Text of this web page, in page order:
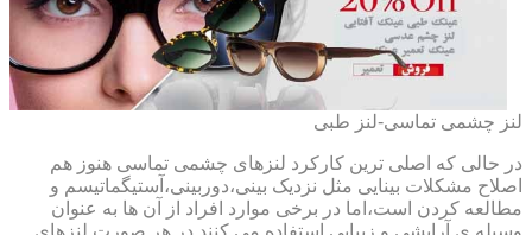
لنز چشمی تماسی-لنز طبی
در حالی که اصلی ترین کارکرد لنزهای چشمی تماسی هنوز هم
اصلاح مشکلات بینایی مثل نزدیک بینی،دوربینی،آستیگماتیسم و
مطالعه کردن است،اما در برخی موارد افراد از آن ها به عنوان
وسیله ی آرایشی و زیبایی استفاده می کنند.در هر صورت لنزهای